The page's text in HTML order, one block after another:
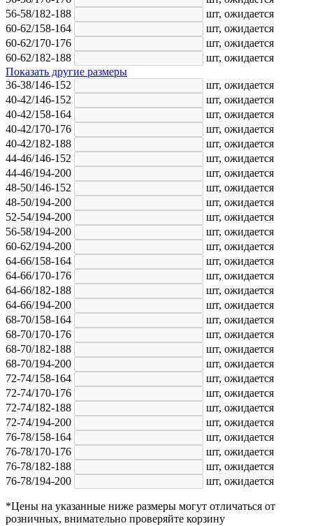
56-58/182-188
шт, ожидается
60-62/158-164
шт, ожидается
60-62/170-176
шт, ожидается
60-62/182-188
шт, ожидается
Показать другие размеры
36-38/146-152
шт, ожидается
40-42/146-152
шт, ожидается
40-42/158-164
шт, ожидается
40-42/170-176
шт, ожидается
40-42/182-188
шт, ожидается
44-46/146-152
шт, ожидается
44-46/194-200
шт, ожидается
48-50/146-152
шт, ожидается
48-50/194-200
шт, ожидается
52-54/194-200
шт, ожидается
56-58/194-200
шт, ожидается
60-62/194-200
шт, ожидается
64-66/158-164
шт, ожидается
64-66/170-176
шт, ожидается
64-66/182-188
шт, ожидается
64-66/194-200
шт, ожидается
68-70/158-164
шт, ожидается
68-70/170-176
шт, ожидается
68-70/182-188
шт, ожидается
68-70/194-200
шт, ожидается
72-74/158-164
шт, ожидается
72-74/170-176
шт, ожидается
72-74/182-188
шт, ожидается
72-74/194-200
шт, ожидается
76-78/158-164
шт, ожидается
76-78/170-176
шт, ожидается
76-78/182-188
шт, ожидается
76-78/194-200
шт, ожидается
*Цены на указанные ниже размеры могут отличаться от
розничных, внимательно проверяйте корзину